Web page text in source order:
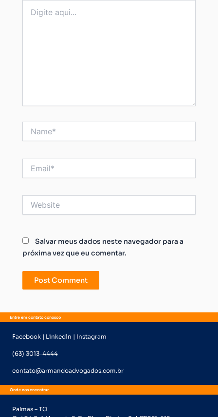
aqui...
Salvar meus dados neste navegador para a
próxima vez que eu comentar.
Entre em contato conosco
Facebook | Linkedin | Instagram
(63) 3013-4444
contato@armandoadvogados.com.br
Onde nos encontrar
Palmas – TO